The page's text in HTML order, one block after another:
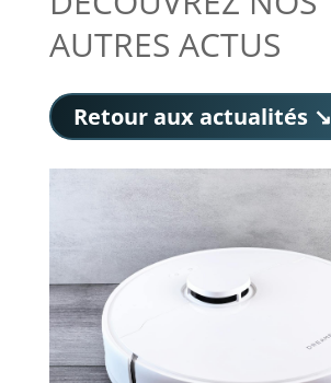
AUTRES ACTUS
Retour aux actualités ↘